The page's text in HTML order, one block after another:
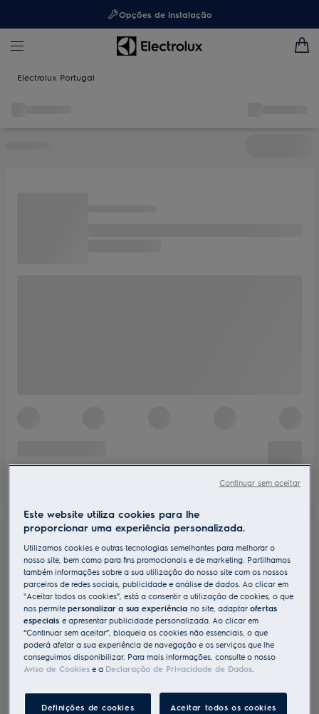
Opções de instalação
Electrolux Portugal
Este website utiliza cookies para lhe
proporcionar uma experiência personalizada.
Utilizamos cookies e outras tecnologias semelhantes para melhorar o
nosso site, bem como para fins promocionais e de marketing. Partilhamos
também informações sobre a sua utilização do nosso site com os nossos
parceiros de redes sociais, publicidade e análise de dados. Ao clicar em
"Aceitar todos os cookies”, está a consentir a utilização de cookies, o que
nos permitepersonalizar a sua experiênciano site, adaptarofertas
especiaise apresentar publicidade personalizada. Ao clicar em
“Continuar sem aceitar”, bloqueia os cookies não essenciais, o que
poderá afetar a sua experiência de navegação e os serviços que lhe
conseguimos disponibilizar. Para mais informações, consulte o nosso
Aviso de Cookies e a Declaração de Privacidade de Dados.
Definições de cookies Aceitar todos os cookies
Continuar sem aceitar